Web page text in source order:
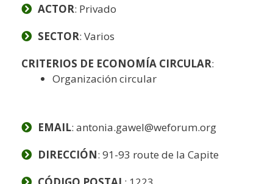
ACTOR: Privado
SECTOR: Varios
CRITERIOS DE ECONOMÍA CIRCULAR:
Organización circular
EMAIL: antonia.gawel@weforum.org
DIRECCIÓN: 91-93 route de la Capite